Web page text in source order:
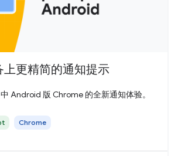
更精简的通知提示
Android 版 Chrome 的全新通知体验。
Chrome